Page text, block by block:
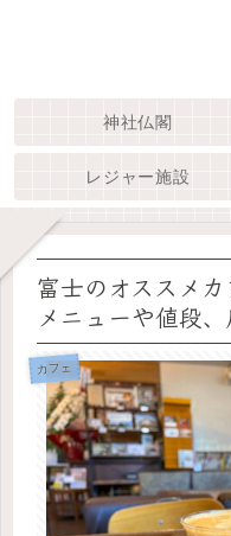
神社仏閣
レジャー施設
富士のオススメ
メニューや値段
カフェ